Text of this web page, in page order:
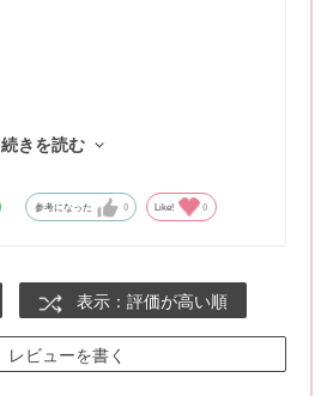
続きを読む
参考になった 0 Like! 0
表示：評価が高い順
レビューを書く